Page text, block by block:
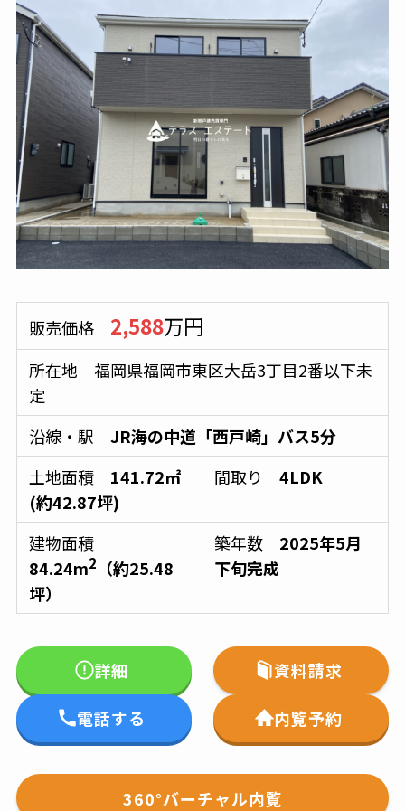
販売価格 2,588万円
所在地 福岡県福岡市東区大岳3丁目2番以下未
定
沿線・駅JR海の中道「西戸崎」バス5分
土地面積 141.72㎡
(約42.87坪)
間取り4LDK
建物面積
84.24m2
（約25.48
坪）
築年数 2025年5月
下旬完成
詳細 資料請求
電話する 内覧予約
360°バーチャル内覧